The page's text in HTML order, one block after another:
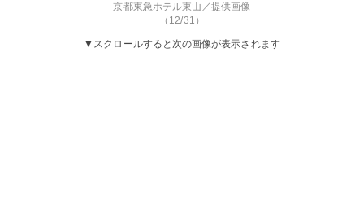
京都東急ホテル東山／提供画像
（12/31）
▼スクロールすると次の画像が表示されます